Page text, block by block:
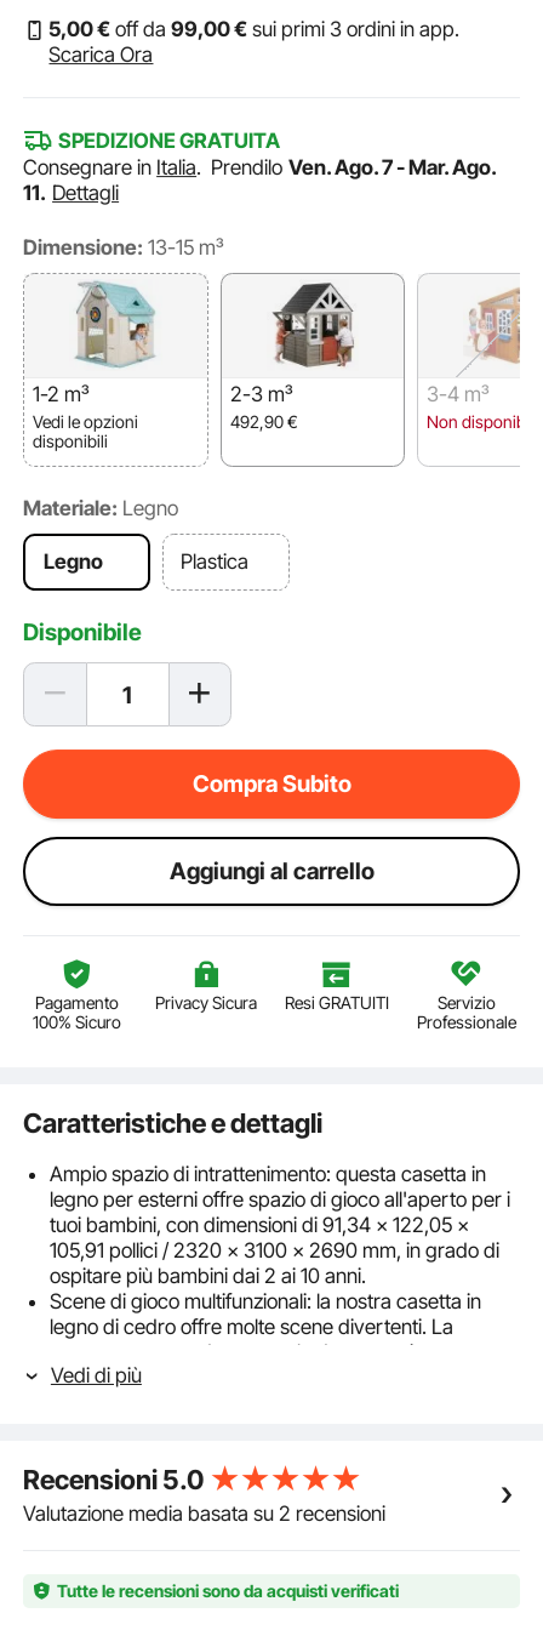
5,00€ off da99,00€ sui primi 3 ordini in app.
Scarica Ora
SPEDIZIONE GRATUITA
Consegnare in Italia. Prendilo Ven. Ago. 7 - Mar. Ago.
11. Dettagli
Dimensione: 13-15 m³
1-2 m³
Vedi le opzioni
disponibili
2-3 m³
492,90€
3-4 m³
Non disponibile
Materiale: Legno
Legno Plastica
Disponibile
Compra Subito
Aggiungi al carrello
Pagamento
100% Sicuro
Privacy Sicura Resi GRATUITI
Servizio
Professionale
Caratteristiche e dettagli
Ampio spazio di intrattenimento: questa casetta in
legno per esterni offre spazio di gioco all'aperto per i
tuoi bambini, con dimensioni di 91,34 x 122,05 x
105,91 pollici / 2320 x 3100 x 2690 mm, in grado di
ospitare più bambini dai 2 ai 10 anni.
Scene di gioco multifunzionali: la nostra casetta in
legno di cedro offre molte scene divertenti. La
casetta comprende una scala da arrampicata, una
casetta, uno scivolo, un tavolo da picnic, sedie e una
Cucina completamente attrezzata: la cucina interna è
dotata di un lavello con rubinetto, due tipi di utensili
diventare piccoli chef e di scoprire la gioia di vivere.
Materiali di alta qualità: la casetta da giardino per
Vedi di più
Recensioni5.0
Valutazione media basata su 2 recensioni
Tutte le recensioni sono da acquisti verificati